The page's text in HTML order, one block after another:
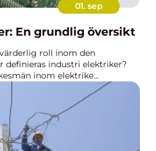
01. sep
En grundlig översikt
roll inom den
definieras industri elektriker?
inom elektrike...